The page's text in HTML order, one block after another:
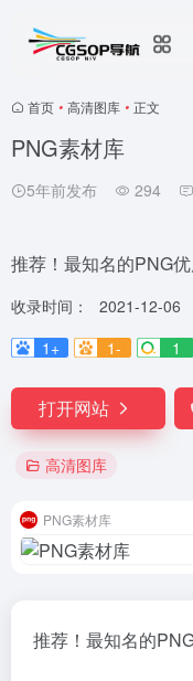
首页 • 高清图库 • 正文
PNG素材库
5年前发布 294
推荐！最知名的PNG
收录时间：
2021-12-06
1+
1- 1
打开网站
高清图库
PNG素材库
推荐！最知名的